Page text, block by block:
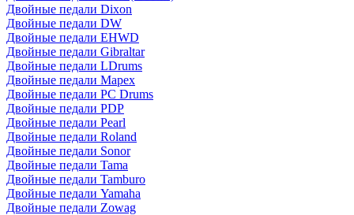
Двойные педали Dixon
Двойные педали DW
Двойные педали EHWD
Двойные педали Gibraltar
Двойные педали LDrums
Двойные педали Mapex
Двойные педали PC Drums
Двойные педали PDP
Двойные педали Pearl
Двойные педали Roland
Двойные педали Sonor
Двойные педали Tama
Двойные педали Tamburo
Двойные педали Yamaha
Двойные педали Zowag